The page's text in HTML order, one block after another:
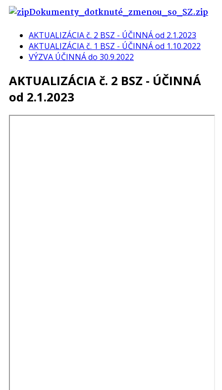
Dokumenty_dotknuté_zmenou_so_SZ.zip
AKTUALIZÁCIA č. 2 BSZ - ÚČINNÁ od 2.1.2023
AKTUALIZÁCIA č. 1 BSZ - ÚČINNÁ od 1.10.2022
VÝZVA ÚČINNÁ do 30.9.2022
AKTUALIZÁCIA č. 2 BSZ - ÚČINNÁ
od 2.1.2023